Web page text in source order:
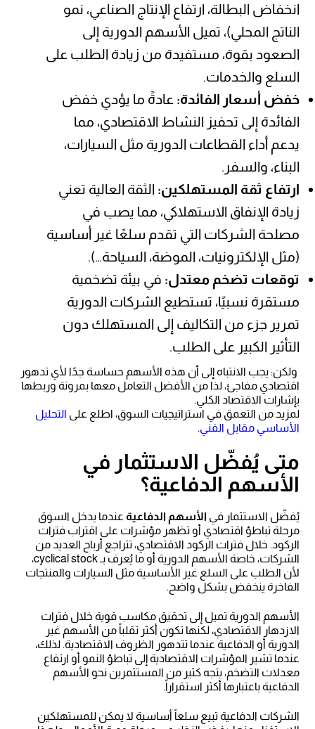
انخفاض البطالة، ارتفاع الإنتاج الصناعي، نمو
الناتج المحلي)، تميل الأسهم الدورية إلى
الصعود بقوة، مستفيدة من زيادة الطلب على
السلع والخدمات.
خفض أسعار الفائدة: عادةً ما يؤدي خفض
الفائدة إلى تحفيز النشاط الاقتصادي، مما
يدعم أداء القطاعات الدورية مثل السيارات،
البناء، والسفر.
ارتفاع ثقة المستهلكين: الثقة العالية تعني
زيادة الإنفاق الاستهلاكي، مما يصب في
مصلحة الشركات التي تقدم سلعًا غير أساسية
(مثل الإلكترونيات، الموضة، السياحة…).
توقعات تضخم معتدل: في بيئة تضخمية
مستقرة نسبيًا، تستطيع الشركات الدورية
تمرير جزء من التكاليف إلى المستهلك دون
التأثير الكبير على الطلب.
ولكن: يجب الانتباه إلى أن هذه الأسهم حساسة جدًا لأي تدهور
اقتصادي مفاجئ، لذا من الأفضل التعامل معها بمرونة وربطها
بإشارات الاقتصاد الكلي.
لمزيد من التعمق في استراتيجيات السوق، اطلع على التحليل
الأساسي مقابل الفني.
متى يُفضّل الاستثمار في
الأسهم الدفاعية؟
يُفضّل الاستثمار في الأسهم الدفاعية عندما يدخل السوق
مرحلة تباطؤ اقتصادي أو تظهر مؤشرات على اقتراب فترات
الركود. خلال فترات الركود الاقتصادي، تتراجع أرباح العديد من
الشركات، خاصة الأسهم الدورية أو ما يُعرف بـ cyclical stock،
لأن الطلب على السلع غير الأساسية مثل السيارات والمنتجات
الفاخرة ينخفض بشكل واضح.
الأسهم الدورية تميل إلى تحقيق مكاسب قوية خلال فترات
الازدهار الاقتصادي، لكنها تكون أكثر تقلباً من الأسهم غير
الدورية أو الدفاعية عندما تتدهور الظروف الاقتصادية. لذلك،
عندما تشير المؤشرات الاقتصادية إلى تباطؤ النمو أو ارتفاع
معدلات التضخم، يتجه كثير من المستثمرين نحو الأسهم
الدفاعية باعتبارها أكثر استقراراً.
الشركات الدفاعية تبيع سلعاً أساسية لا يمكن للمستهلكين